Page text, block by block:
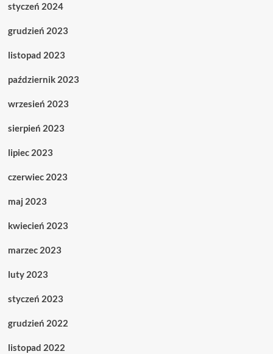
styczeń 2024
grudzień 2023
listopad 2023
październik 2023
wrzesień 2023
sierpień 2023
lipiec 2023
czerwiec 2023
maj 2023
kwiecień 2023
marzec 2023
luty 2023
styczeń 2023
grudzień 2022
listopad 2022